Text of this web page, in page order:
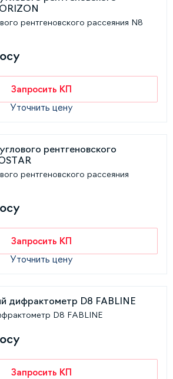
рентгеновского рассеяния N8
Запросить КП
Уточнить цену
рентгеновского рассеяния
Запросить КП
Уточнить цену
D8 FABLINE
Запросить КП